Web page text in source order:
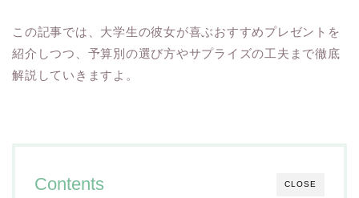
この記事では、大学生の彼女が喜ぶおすすめプレゼントを
紹介しつつ、予算別の選び方やサプライズの工夫まで徹底
解説していきますよ。
CLOSE
Contents